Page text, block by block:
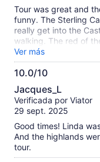
Tour was great and
funny. The Sterling
really get into the
walking. The red of
enjoyed.
Ver más
10.0/10
10.0
de
10
Jacques_L
Verificada por Viator
29 sept. 2025
Good times! Linda
And the highlands
tour.